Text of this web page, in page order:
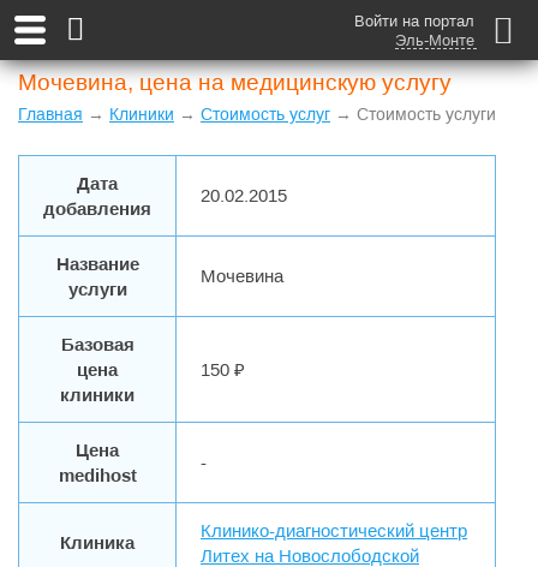
Войти на портал
Эль-Монте
Мочевина, цена на медицинскую услугу
Главная → Клиники → Стоимость услуг → Стоимость услуги
Дата
добавления
20.02.2015
Название
услуги
Мочевина
Базовая
цена
клиники
150 ₽
Цена
medihost
-
Клиника
Клинико-диагностический центр
Литех на Новослободской